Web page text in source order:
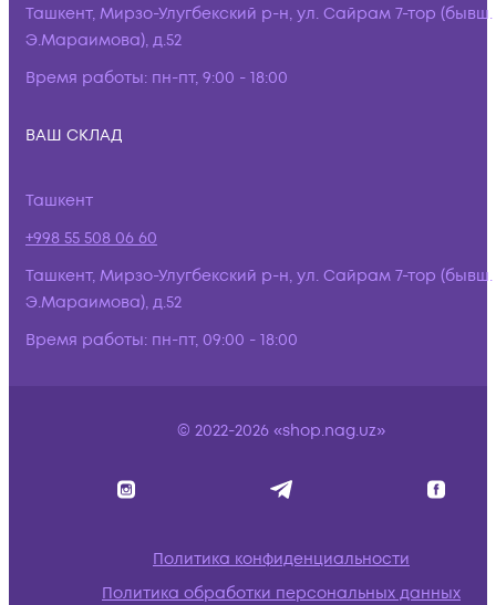
Ташкент, Мирзо-Улугбекский р-н, ул. Сайрам 7-тор (бывш.
Э.Мараимова), д.52
Время работы: пн-пт, 9:00 - 18:00
ВАШ СКЛАД
Ташкент
+998 55 508 06 60
Ташкент, Мирзо-Улугбекский р-н, ул. Сайрам 7-тор (бывш.
Э.Мараимова), д.52
Время работы: пн-пт, 09:00 - 18:00
© 2022-2026 «shop.nag.uz»
Политика конфиденциальности
Политика обработки персональных данных